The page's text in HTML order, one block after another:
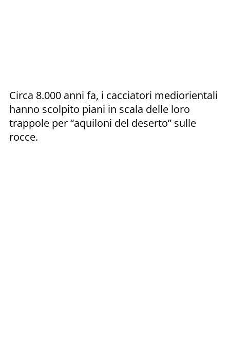
Circa 8.000 anni fa, i cacciatori mediorientali
hanno scolpito piani in scala delle loro
trappole per “aquiloni del deserto” sulle
rocce.